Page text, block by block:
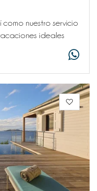
como nuestro servicio
ideales